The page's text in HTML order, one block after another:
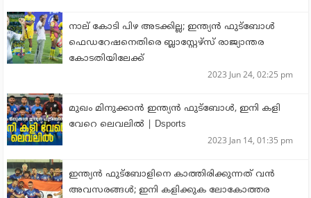
നാല് കോടി പിഴ അടക്കില്ല; ഇന്ത്യന്‍ ഫുട്‌ബോള്‍
ഫെഡറേഷനെതിരെ ബ്ലാസ്റ്റേഴ്‌സ് രാജ്യാന്തര
കോടതിയിലേക്ക്
2023 Jun 24, 02:25 pm
മുഖം മിനുക്കാൻ ഇന്ത്യൻ ഫുട്ബോൾ, ഇനി കളി
വേറെ ലെവലിൽ | Dsports
2023 Jan 14, 01:35 pm
ഇന്ത്യൻ ഫുട്ബോളിനെ കാത്തിരിക്കുന്നത് വൻ
അവസരങ്ങൾ; ഇനി കളിക്കുക ലോകോത്തര